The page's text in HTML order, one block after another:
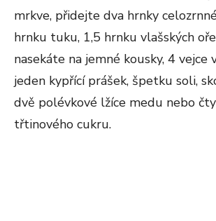
mrkve, přidejte dva hrnky
hrnku tuku, 1,5 hrnku vlašských
nasekáte na jemné kousky, 4 vejce
jeden kypřící prášek, špetku soli,
dvě polévkové lžíce medu nebo
třtinového cukru.